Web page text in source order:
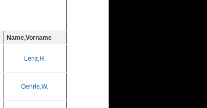
Name,Vorname
Lenz,H.
Oehrle,W.